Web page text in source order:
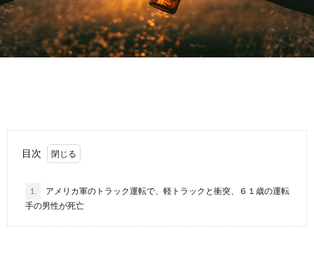
目次
1.
アメリカ軍のトラック運転で、軽トラックと衝突、６１歳の運転
手の男性が死亡